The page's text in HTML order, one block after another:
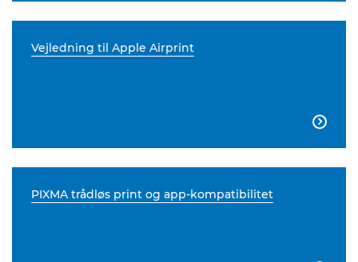
Vejledning til Apple Airprint

PIXMA trådløs print og app-kompatibilitet